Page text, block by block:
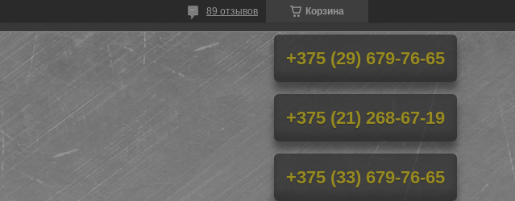
Корзина
89 отзывов
+375 (29) 679-76-65
+375 (21) 268-67-19
+375 (33) 679-76-65